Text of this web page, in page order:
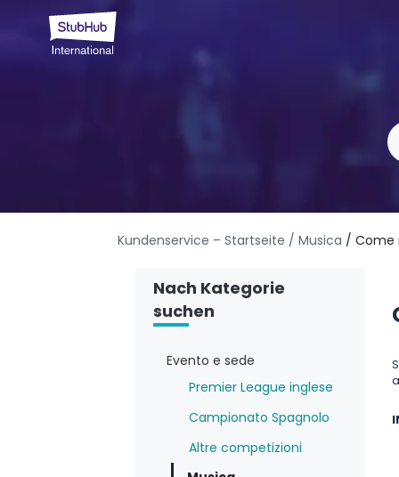
Kundenservice – Startseite / Musica / Come
Nach Kategorie
suchen
Evento e sede
Premier League inglese
Campionato Spagnolo
Altre competizioni